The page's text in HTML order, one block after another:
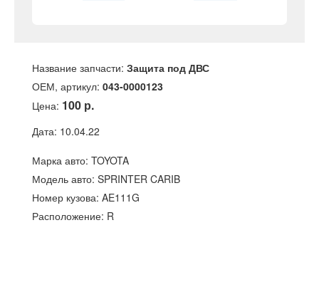
Название запчасти: Защита под ДВС
ОЕМ, артикул: 043-0000123
Цена: 100 р.
Дата: 10.04.22
Марка авто: TOYOTA
Модель авто: SPRINTER CARIB
Номер кузова: AE111G
Расположение: R